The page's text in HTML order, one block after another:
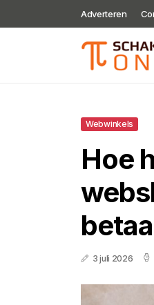
Adverteren
Webwinkels
Hoe
3 juli 2026